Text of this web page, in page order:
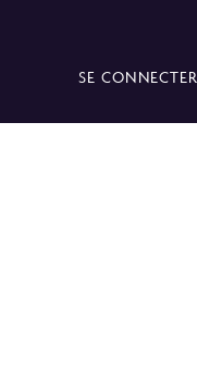
SE CONNECTER